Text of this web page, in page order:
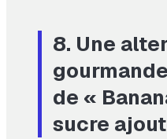
8. Une
de «
sucre